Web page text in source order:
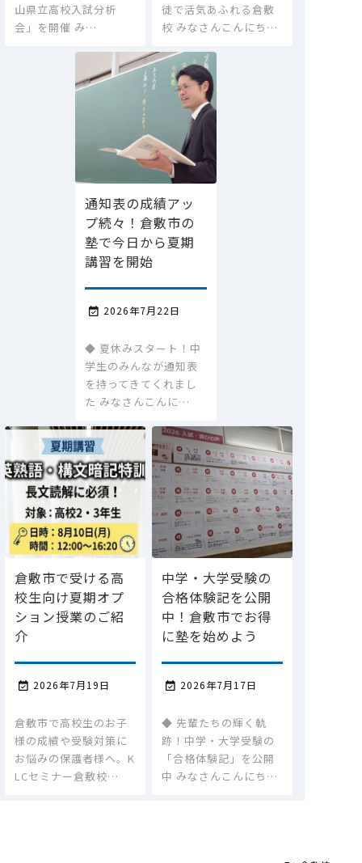
山県立高校入試分析
会」を開催 み…
徒で活気あふれる倉敷
校 みなさんこんにち…
通知表の成績アッ
プ続々！倉敷市の
塾で今日から夏期
講習を開始
 2026年7月22日
◆ 夏休みスタート！中
学生のみんなが通知表
を持ってきてくれまし
た みなさんこんに…
倉敷市で受ける高
校生向け夏期オプ
ション授業のご紹
介
 2026年7月19日
倉敷市で高校生のお子
様の成績や受験対策に
お悩みの保護者様へ。K
LCセミナー倉敷校…
中学・大学受験の
合格体験記を公開
中！倉敷市でお得
に塾を始めよう
 2026年7月17日
◆ 先輩たちの輝く軌
跡！中学・大学受験の
「合格体験記」を公開
中 みなさんこんにち…